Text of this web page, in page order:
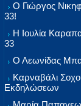
Ο Γιώργος
33!
Η Ιουλία
33
Ο Λεωνίδας
Καρναβάλι
Εκδηλώσεων